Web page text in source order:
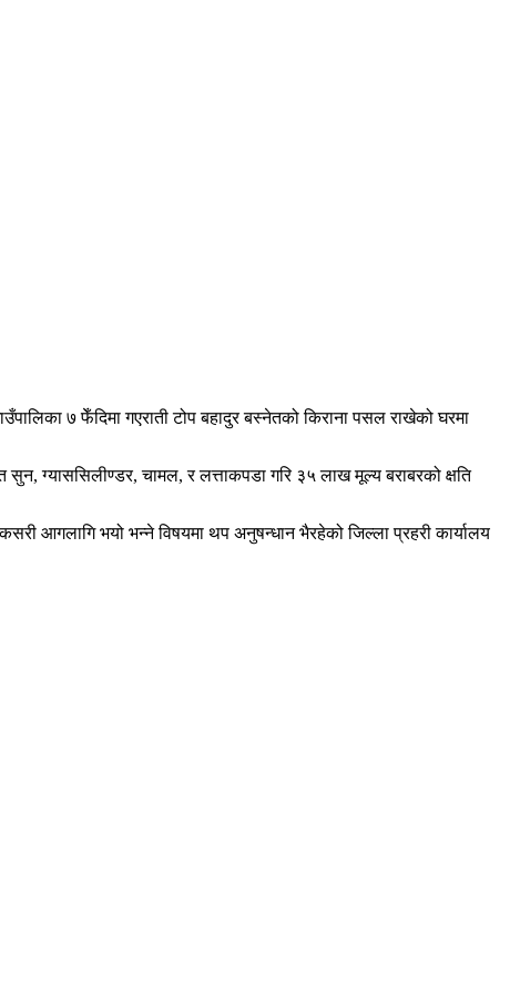
७ फेँदिमा गएराती टोप बहादुर बस्नेतको किराना पसल राखेको घरमा
ग्याससिलीण्डर, चामल, र लत्ताकपडा गरि ३५ लाख मूल्य बराबरको क्षति
आगलागि भयो भन्ने विषयमा थप अनुषन्धान भैरहेको जिल्ला प्रहरी कार्यालय